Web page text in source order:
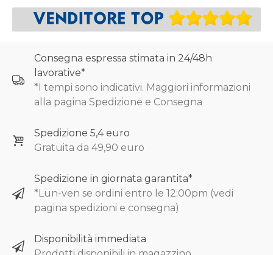
Consegna espressa stimata in 24/48h
lavorative*
*I tempi sono indicativi. Maggiori informazioni
alla pagina Spedizione e Consegna
Spedizione 5,4 euro
Gratuita da 49,90 euro
Spedizione in giornata garantita*
*Lun-ven se ordini entro le 12:00pm (vedi
pagina spedizioni e consegna)
Disponibilità immediata